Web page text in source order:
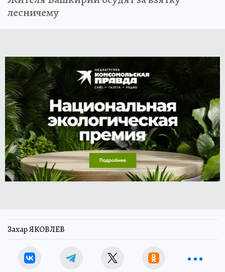
лесничему
Захар ЯКОВЛЕВ